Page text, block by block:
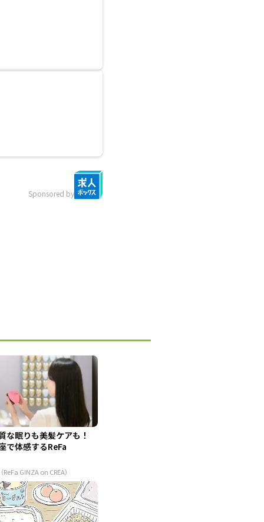
Sponsored by
な眠りも美髪ケアも！
で体感するReFa
ReFa GINZA on CREA）